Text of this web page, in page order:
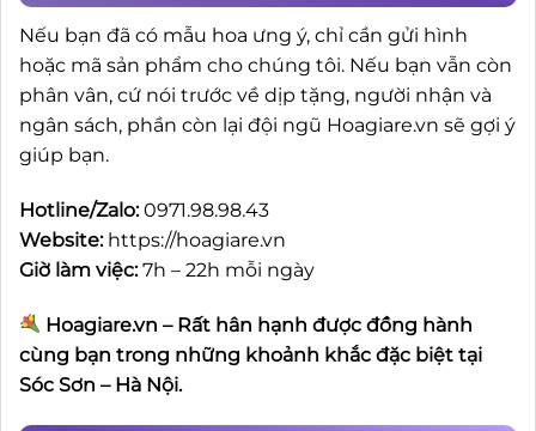
Nếu bạn đã có mẫu hoa ưng ý, chỉ cần gửi hình
hoặc mã sản phẩm cho chúng tôi. Nếu bạn vẫn còn
phân vân, cứ nói trước về dịp tặng, người nhận và
ngân sách, phần còn lại đội ngũ Hoagiare.vn sẽ gợi ý
giúp bạn.
Hotline/Zalo:0971.98.98.43
Website: https://hoagiare.vn
Giờ làm việc:7h – 22h mỗi ngày
Hoagiare.vn – Rất hân hạnh được đồng hành
cùng bạn trong những khoảnh khắc đặc biệt tại
Sóc Sơn – Hà Nội.